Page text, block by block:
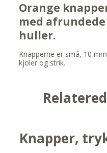
Orange
med
huller.
Knapperne er små, 10
kjoler og strik.
Knapper,